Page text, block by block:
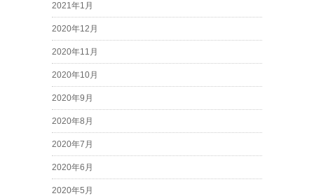
2021年1月
2020年12月
2020年11月
2020年10月
2020年9月
2020年8月
2020年7月
2020年6月
2020年5月